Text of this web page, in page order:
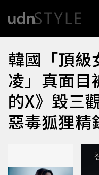
韓國「頂級
凌」真面目
的X》毀三
惡毒狐狸精